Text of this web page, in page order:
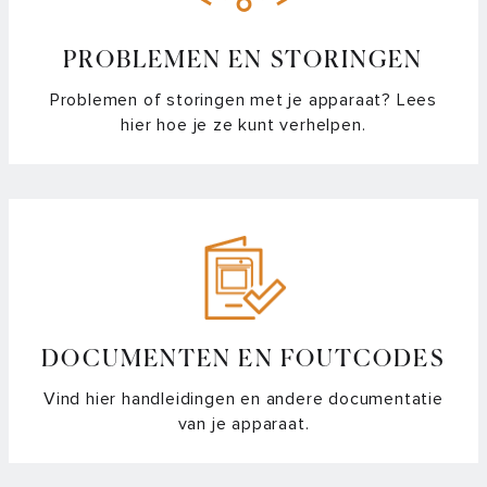
Hoe maak ik mijn (stoom)oven of (combi)magnetron schoon
Hoe maak ik roestvast staal (RVS) schoon?
Kan ik de geluidssterkte van de oven aanpassen?
Mogen de telescoopgeleiders in de oven blijven tijdens een
Waar meet de kernthermometer de temperatuur?
PROBLEMEN EN STORINGEN
Problemen of storingen met je apparaat? Lees
hier hoe je ze kunt verhelpen.
DOCUMENTEN EN FOUTCODES
Vind hier handleidingen en andere documentatie
van je apparaat.